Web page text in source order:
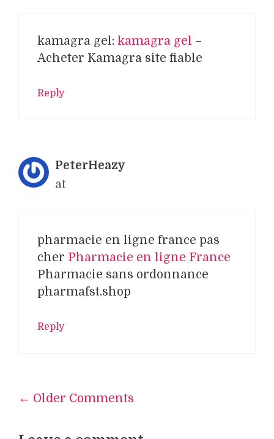
kamagra gel: kamagra gel –
Acheter Kamagra site fiable
Reply
PeterHeazy
at
pharmacie en ligne france pas
cher Pharmacie en ligne France
Pharmacie sans ordonnance
pharmafst.shop
Reply
Comment
← Older Comments